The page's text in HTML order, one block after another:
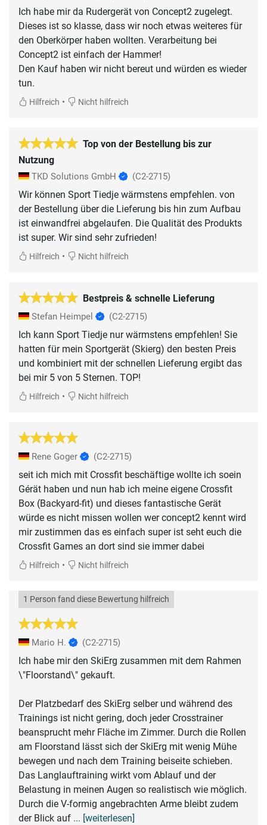
Ich habe mir da Rudergerät von Concept2 zugelegt.
Dieses ist so klasse, dass wir noch etwas weiteres für
den Oberkörper haben wollten. Verarbeitung bei
Concept2 ist einfach der Hammer!
Den Kauf haben wir nicht bereut und würden es wieder
tun.
Hilfreich • Nicht hilfreich
Top von der Bestellung bis zur
Nutzung
TKD Solutions GmbH (C2-2715)
Wir können Sport Tiedje wärmstens empfehlen. von
der Bestellung über die Lieferung bis hin zum Aufbau
ist einwandfrei abgelaufen. Die Qualität des Produkts
ist super. Wir sind sehr zufrieden!
Hilfreich • Nicht hilfreich
Bestpreis & schnelle Lieferung
Stefan Heimpel (C2-2715)
Ich kann Sport Tiedje nur wärmstens empfehlen! Sie
hatten für mein Sportgerät (Skierg) den besten Preis
und kombiniert mit der schnellen Lieferung ergibt das
bei mir 5 von 5 Sternen. TOP!
Hilfreich • Nicht hilfreich
Rene Goger (C2-2715)
seit ich mich mit Crossfit beschäftige wollte ich soein
Gérät haben und nun hab ich meine eigene Crossfit
Box (Backyard-fit) und dieses fantastische Gerät
würde es nicht missen wollen wer concept2 kennt wird
mir zustimmen das es einfach super ist seht euch die
Crossfit Games an dort sind sie immer dabei
Hilfreich • Nicht hilfreich
1 Person fand diese Bewertung hilfreich
Mario H. (C2-2715)
Ich habe mir den SkiErg zusammen mit dem Rahmen
\"Floorstand\" gekauft.
Der Platzbedarf des SkiErg selber und während des
Trainings ist nicht gering, doch jeder Crosstrainer
beansprucht mehr Fläche im Zimmer. Durch die Rollen
am Floorstand lässt sich der SkiErg mit wenig Mühe
bewegen und nach dem Training beiseite schieben.
Das Langlauftraining wirkt vom Ablauf und der
Belastung in meinen Augen so realistisch wie möglich.
Durch die V-formig angebrachten Arme bleibt zudem
der Blick auf ... [weiterlesen]